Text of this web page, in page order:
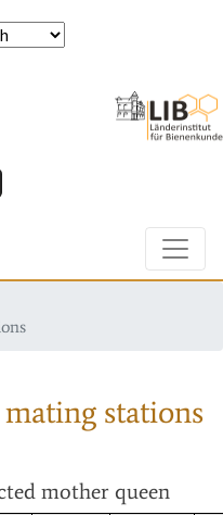
stations
mother queen